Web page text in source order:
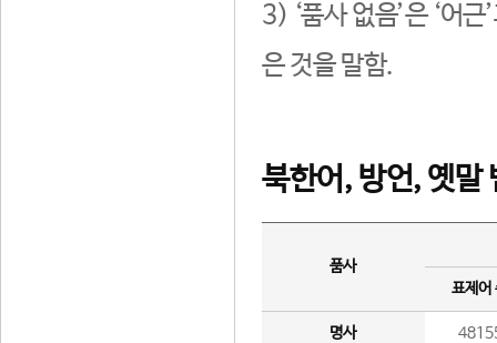
3) ‘품사 없음’은 ‘어
은 것을 말함.
북한어, 방언, 옛말
품사
표제어
명사